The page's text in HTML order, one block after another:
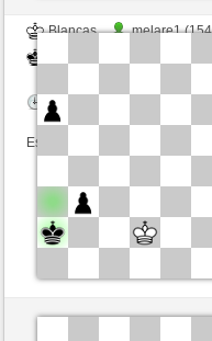
Blancas
melare1
Tiempo: 8 minutes/side +
Esta partida es por puntos
Negras
melare1